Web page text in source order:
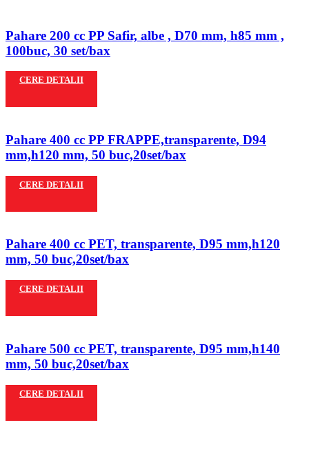
Pahare 200 cc PP Safir, albe , D70 mm, h85 mm ,
100buc, 30 set/bax
CERE DETALII
Pahare 400 cc PP FRAPPE,transparente, D94
mm,h120 mm, 50 buc,20set/bax
CERE DETALII
Pahare 400 cc PET, transparente, D95 mm,h120
mm, 50 buc,20set/bax
CERE DETALII
Pahare 500 cc PET, transparente, D95 mm,h140
mm, 50 buc,20set/bax
CERE DETALII